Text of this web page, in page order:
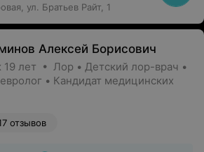
ул. Братьев Райт, 1
Алексей Борисович
19 лет • Лор • Детский лор-врач •
• Кандидат медицинских
отзывов